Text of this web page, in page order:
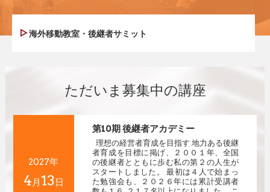
海外移動教室・後継者サミット
ただいま募集中の講座
2027年
4月 13日
第10期 後継者アカデミー
理想の経営者育成を目指す 地力ある後継
者育成を目標に掲げ、２００１年、全国
の後継者とともに歩む私の第２の人生が
スタートしました。 最初は４人で始まっ
た勉強会も、２０２６年には累計受講者